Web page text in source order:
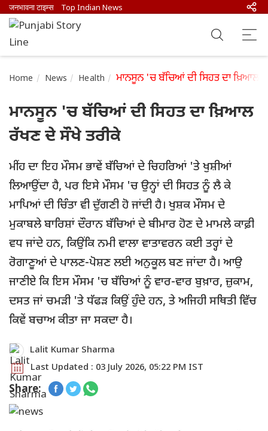
जनभावना टाइम्स Top Indian News
Home News Health ਮਾਨਸੂਨ 'ਚ ਬੱਚਿਆਂ ਦੀ ਸਿਹਤ ਦਾ ਖ਼ਿਆਲ
ਮਾਨਸੂਨ 'ਚ ਬੱਚਿਆਂ ਦੀ ਸਿਹਤ ਦਾ ਖ਼ਿਆਲ
ਰੱਖਣ ਦੇ ਸੌਖੇ ਤਰੀਕੇ
ਮੀਂਹ ਦਾ ਇਹ ਮੌਸਮ ਭਾਵੇਂ ਬੱਚਿਆਂ ਦੇ ਚਿਹਰਿਆਂ 'ਤੇ ਖੁਸ਼ੀਆਂ
ਲਿਆਉਂਦਾ ਹੈ, ਪਰ ਇਸੇ ਮੌਸਮ 'ਚ ਉਨ੍ਹਾਂ ਦੀ ਸਿਹਤ ਨੂੰ ਲੈ ਕੇ
ਮਾਪਿਆਂ ਦੀ ਚਿੰਤਾ ਵੀ ਦੁੱਗਣੀ ਹੋ ਜਾਂਦੀ ਹੈ। ਖੁਸ਼ਕ ਮੌਸਮ ਦੇ
ਮੁਕਾਬਲੇ ਬਾਰਿਸ਼ਾਂ ਦੌਰਾਨ ਬੱਚਿਆਂ ਦੇ ਬੀਮਾਰ ਹੋਣ ਦੇ ਮਾਮਲੇ ਕਾਫ਼ੀ
ਵਧ ਜਾਂਦੇ ਹਨ, ਕਿਉਂਕਿ ਨਮੀ ਵਾਲਾ ਵਾਤਾਵਰਨ ਕਈ ਤਰ੍ਹਾਂ ਦੇ
ਰੋਗਾਣੂਆਂ ਦੇ ਪਾਲਣ-ਪੋਸ਼ਣ ਲਈ ਅਨੁਕੂਲ ਬਣ ਜਾਂਦਾ ਹੈ। ਆਉ
ਜਾਣੀਏ ਕਿ ਇਸ ਮੌਸਮ 'ਚ ਬੱਚਿਆਂ ਨੂੰ ਵਾਰ-ਵਾਰ ਬੁਖ਼ਾਰ, ਜ਼ੁਕਾਮ,
ਦਸਤ ਜਾਂ ਚਮੜੀ 'ਤੇ ਧੱਫੜ ਕਿਉਂ ਹੁੰਦੇ ਹਨ, ਤੇ ਅਜਿਹੀ ਸਥਿਤੀ ਵਿੱਚ
ਕਿਵੇਂ ਬਚਾਅ ਕੀਤਾ ਜਾ ਸਕਦਾ ਹੈ।
Lalit Kumar Sharma
Last Updated : 03 July 2026, 05:22 PM IST
Share: